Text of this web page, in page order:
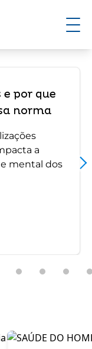
e por que
norma
a
mental dos